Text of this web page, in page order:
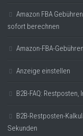
Amazon FBA
sofort berechnen
Amazon-FBA-
Anzeige einstellen
B2B-FAQ:
B2B-Restposten-
Sekunden